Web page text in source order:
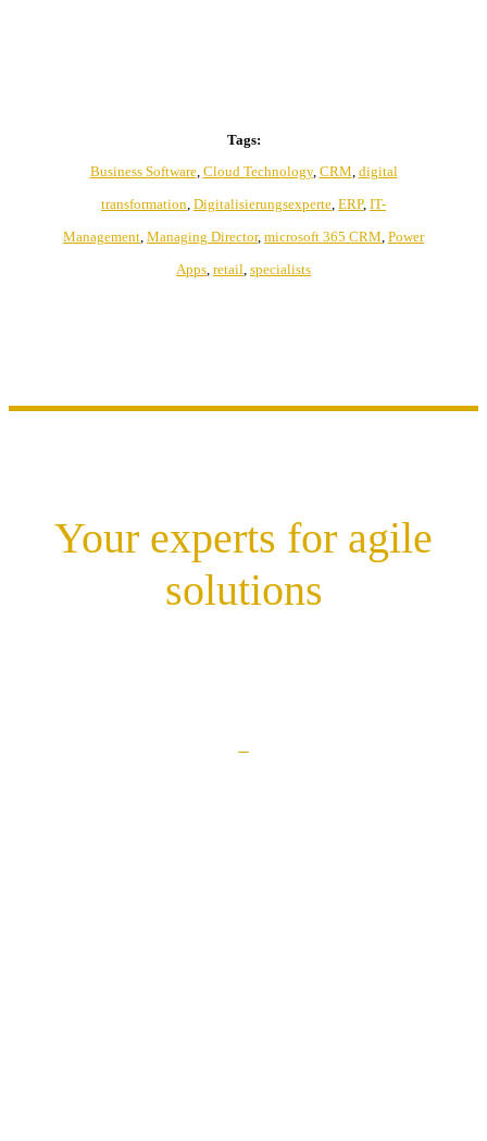
Tags:
Business Software, Cloud Technology, CRM, digital
transformation, Digitalisierungsexperte, ERP, IT-
Management, Managing Director, microsoft 365 CRM, Power
Apps, retail, specialists
Your experts for agile
solutions